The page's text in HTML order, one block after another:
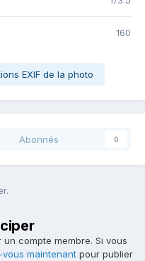
160
EXIF de la photo
Abonnés 0
compte membre. Si vous
maintenant pour publier